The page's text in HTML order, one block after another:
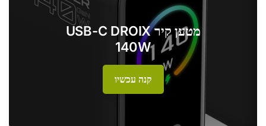
מטען קיר USB-C DROIX
140W
קנה עכשיו